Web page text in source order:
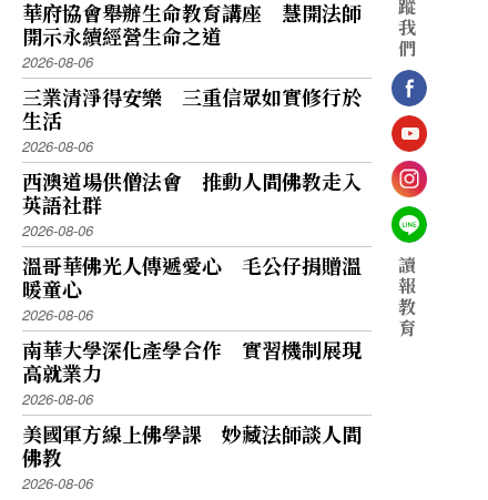
華府協會舉辦生命教育講座 慧開法師
開示永續經營生命之道
2026-08-06
三業清淨得安樂 三重信眾如實修行於
生活
2026-08-06
西澳道場供僧法會 推動人間佛教走入
英語社群
2026-08-06
溫哥華佛光人傳遞愛心 毛公仔捐贈溫
暖童心
2026-08-06
南華大學深化產學合作 實習機制展現
高就業力
2026-08-06
美國軍方線上佛學課 妙藏法師談人間
佛教
2026-08-06
蹤
我
們
讀
報
教
育